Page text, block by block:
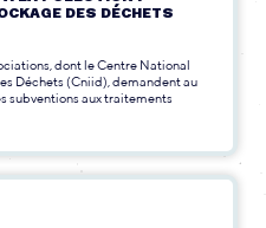
DES DÉCHETS
dont le Centre National
Déchets (Cniid), demandent au
subventions aux traitements